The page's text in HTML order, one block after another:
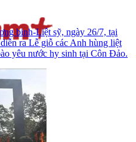
binh-Liệt sỹ, ngày 26/7, tại
ra Lễ giỗ các Anh hùng liệt
yêu nước hy sinh tại Côn Đảo.